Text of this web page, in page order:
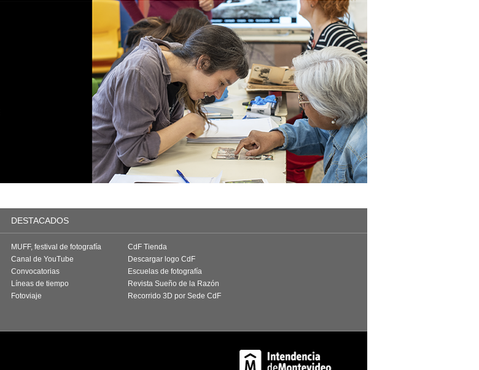
DESTACADOS
MUFF, festival de fotografía
Canal de YouTube
Convocatorias
Líneas de tiempo
Fotoviaje
CdF Tienda
Descargar logo CdF
Escuelas de fotografía
Revista Sueño de la Razón
Recorrido 3D por Sede CdF